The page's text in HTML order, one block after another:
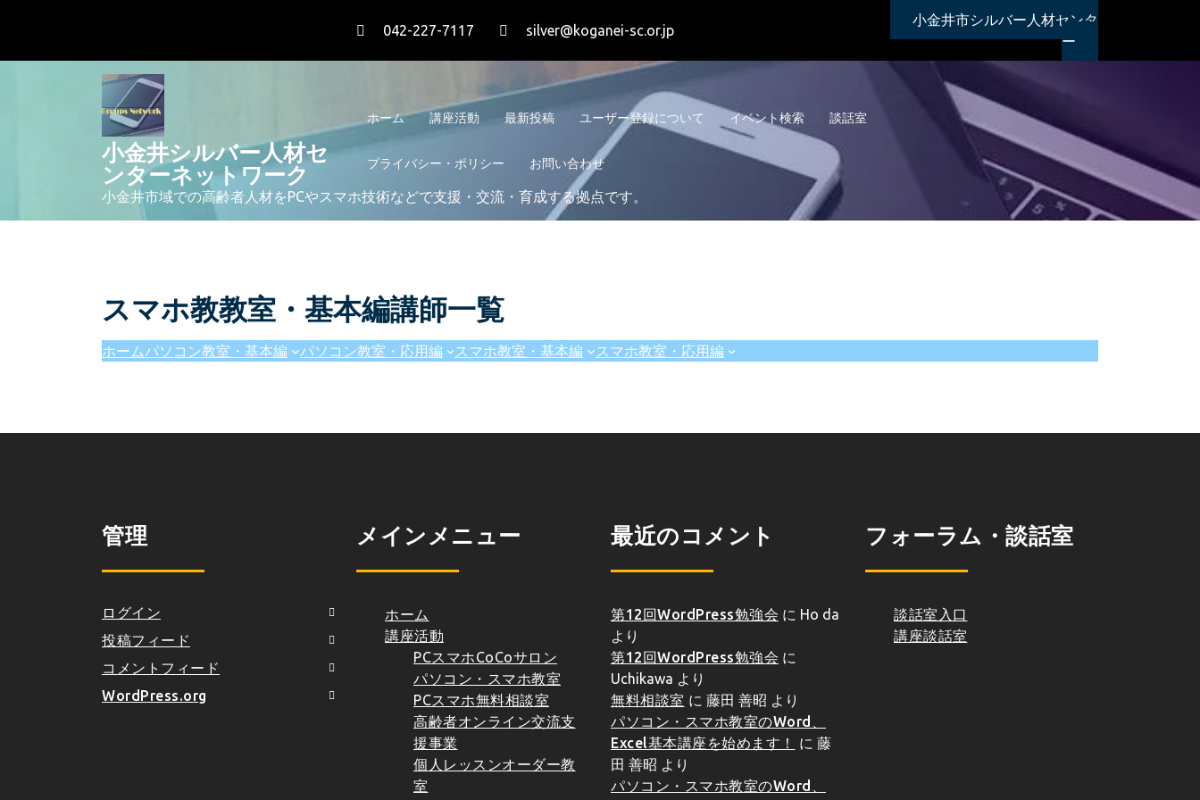
042-227-7117 silver@koganei-sc.or.jp
小金井市シルバー人材センタ
ー
小金井シルバー人材セ
ンターネットワーク
小金井市域での高齢者人材をPCやスマホ技術などで支援・交流・育成する拠点です。
ホーム 講座活動 最新投稿 ユーザー登録について イベント検索 談話室
プライバシー・ポリシー お問い合わせ
スマホ教教室・基本編講師一覧
ホームパソコン教室・基本編 パソコン教室・応用編 スマホ教室・基本編 スマホ教室・応用編
管理
ログイン
投稿フィード
コメントフィード
WordPress.org
メインメニュー
ホーム
講座活動
PCスマホCoCoサロン
パソコン・スマホ教室
PCスマホ無料相談室
高齢者オンライン交流支
援事業
個人レッスンオーダー教
室
最近のコメント
第12回WordPress勉強会 に Ho da
より
第12回WordPress勉強会 に
Uchikawa より
無料相談室 に 藤田 善昭 より
パソコン・スマホ教室のWord、
Excel基本講座を始めます！
に 藤
田 善昭 より
パソコン・スマホ教室のWord、
フォーラム・談話室
談話室入口
講座談話室